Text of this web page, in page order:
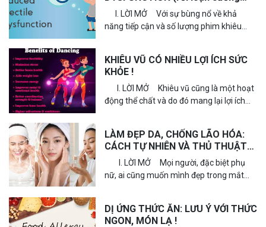
dương do phim khiêu dâm)
I. LỜI MỞ Với sự bùng nổ về khả
năng tiếp cận và số lượng phim khiêu
KHIÊU VŨ CÓ NHIỀU LỢI ÍCH SỨC
KHỎE !
I. LỜI MỞ Khiêu vũ cũng là một hoạt
động thể chất và do đó mang lại lợi ích
LÀM ĐẸP DA, CHỐNG LÃO HÓA:
CÁCH TỰ NHIÊN VÀ THỦ THUẬT
CAN THIỆP
I. LỜI MỞ Mọi người, đặc biệt phụ
nữ, ai cũng muốn mình đẹp trong mắt
DỊ ỨNG THỨC ĂN: LƯU Ý VỚI THỨC
NGON, MÓN LẠ !